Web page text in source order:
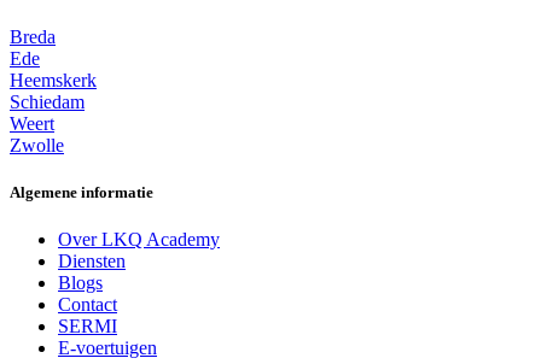
Breda
Ede
Heemskerk
Schiedam
Weert
Zwolle
Algemene informatie
Over LKQ Academy
Diensten
Blogs
Contact
SERMI
E-voertuigen